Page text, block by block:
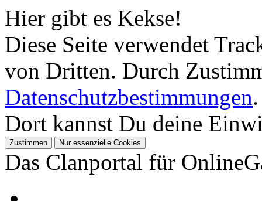
Hier gibt es Kekse!
Diese Seite verwendet
von Dritten. Durch
Datenschutzbestimmungen.
Dort kannst Du deine
Das Clanportal für